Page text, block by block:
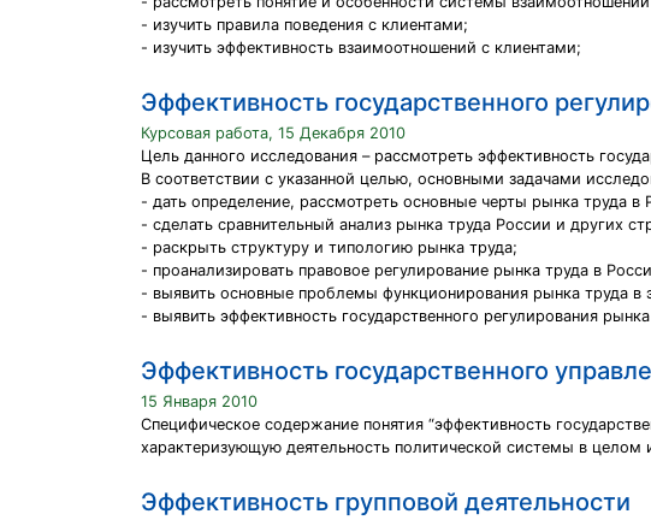
- изучить правила поведения с клиентами;
- изучить эффективность взаимоотношений с клиентами;
Эффективность государственного
Курсовая работа, 15 Декабря 2010
Цель данного исследования – рассмотреть эффективность
В соответствии с указанной целью, основными задачами
- дать определение, рассмотреть основные черты рынка труда в
- сделать сравнительный анализ рынка труда России и других
- раскрыть структуру и типологию рынка труда;
- проанализировать правовое регулирование рынка труда в
- выявить основные проблемы функционирования рынка труда в
- выявить эффективность государственного регулирования
Эффективность государственного
15 Января 2010
Специфическое содержание понятия “эффективность
характеризующую деятельность политической системы в целом
Эффективность групповой деятельности